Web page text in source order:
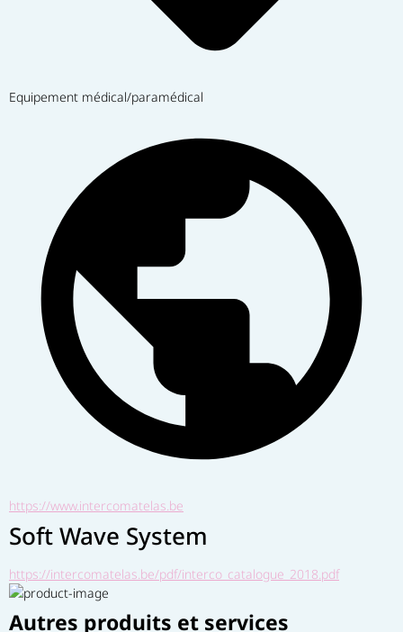
Equipement médical/paramédical
https://www.intercomatelas.be
Soft Wave System
https://intercomatelas.be/pdf/interco_catalogue_2018.pdf
Autres produits et services